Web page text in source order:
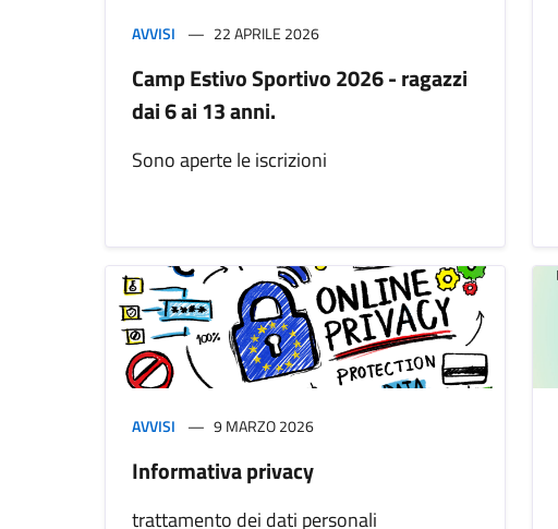
AVVISI 22 APRILE 2026
Camp Estivo Sportivo 2026 - ragazzi
dai 6 ai 13 anni.
Sono aperte le iscrizioni
AVVISI 9 MARZO 2026
Informativa privacy
trattamento dei dati personali